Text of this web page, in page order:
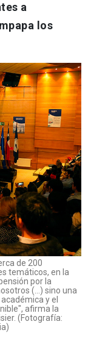
a
los
de 200
temáticos, en la
por la
(...) sino una
y el
afirma la
(Fotografía: